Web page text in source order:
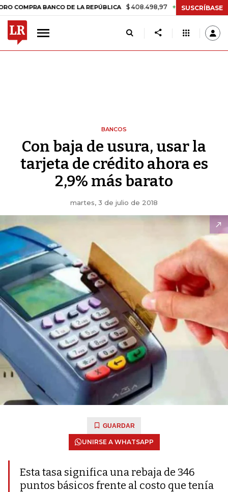
BANCO DE LA REPÚBLICA $ 408.498,97 +$ 8.753,81 +2,19%
SUSCRÍBASE
BANCOS
Con baja de usura, usar la
tarjeta de crédito ahora es
2,9% más barato
martes, 3 de julio de 2018
GUARDAR
UNIRSE A WHATSAPP
Esta tasa significa una rebaja de 346
puntos básicos frente al costo que tenía